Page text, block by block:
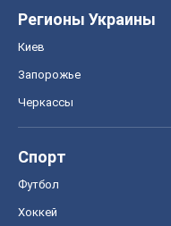
Регионы Украины
Киев
Запорожье
Черкассы
Спорт
Футбол
Хоккей